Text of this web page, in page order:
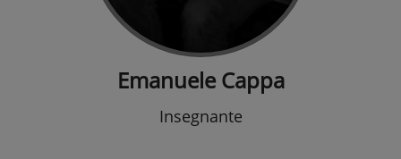
Emanuele Cappa
Insegnante